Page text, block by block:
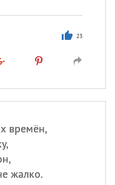
23
времён,
жалко.